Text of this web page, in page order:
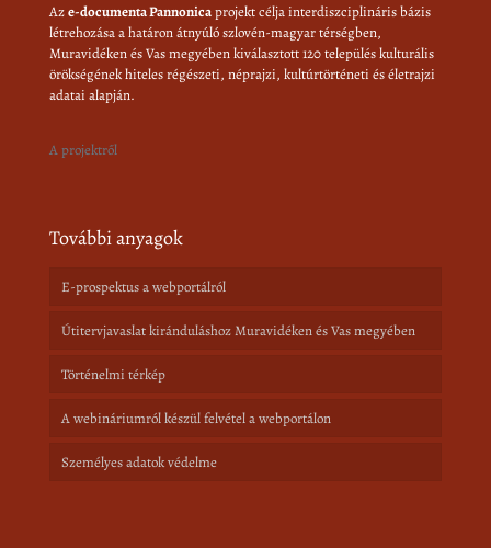
Aze-documenta Pannonicaprojekt célja interdiszciplináris bázis
létrehozása a határon átnyúló szlovén-magyar térségben,
Muravidéken és Vas megyében kiválasztott 120 település kulturális
örökségének hiteles régészeti, néprajzi, kultúrtörténeti és életrajzi
adatai alapján.
A projektről
További anyagok
E-prospektus a webportálról
Útitervjavaslat kiránduláshoz Muravidéken és Vas megyében
Történelmi térkép
A webináriumról készül felvétel a webportálon
Személyes adatok védelme